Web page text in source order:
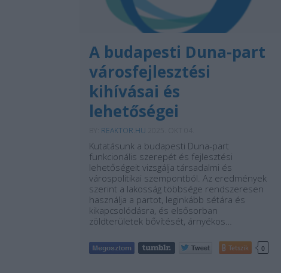
A budapesti Duna-part
városfejlesztési
kihívásai és
lehetőségei
REAKTOR.HU
Kutatásunk a budapesti Duna-part
funkcionális szerepét és fejlesztési
lehetőségeit vizsgálja társadalmi és
várospolitikai szempontból. Az eredmények
szerint a lakosság többsége rendszeresen
használja a partot, leginkább sétára és
kikapcsolódásra, és elsősorban
zöldterületek bővítését, árnyékos…
Tetszik 0